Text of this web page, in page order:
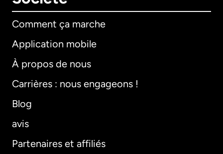
Comment ça marche
Application mobile
À propos de nous
Carrières : nous engageons !
Blog
avis
Partenaires et affiliés